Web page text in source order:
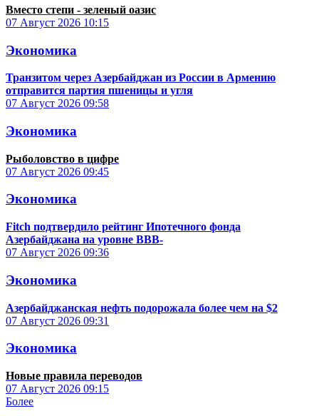
Вместо степи - зеленый оазис
07 Август 2026 10:15
Экономика
Транзитом через Азербайджан из России в Армению
отправится партия пшеницы и угля
07 Август 2026 09:58
Экономика
Рыболовство в цифре
07 Август 2026 09:45
Экономика
Fitch подтвердило рейтинг Ипотечного фонда
Азербайджана на уровне BBB-
07 Август 2026 09:36
Экономика
Азербайджанская нефть подорожала более чем на $2
07 Август 2026 09:31
Экономика
Новые правила переводов
07 Август 2026 09:15
Более